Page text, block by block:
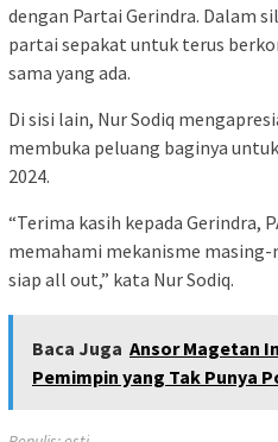
dengan Partai Gerindra. Dalam
partai sepakat untuk terus
sama yang ada.
Di sisi lain, Nur Sodiq
membuka peluang baginya
2024.
“Terima kasih kepada Gerindra,
memahami mekanisme
siap all out,” kata Nur Sodiq.
Baca Juga Ansor Magetan
Pemimpin yang Tak Punya